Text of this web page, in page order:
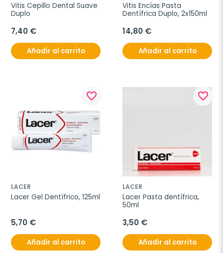
Vitis Cepillo Dental Suave
Duplo
7,40 €
Añadir al carrito
Vitis Encías Pasta
Dentífrica Duplo, 2x150ml
14,80 €
Añadir al carrito
favorite_border
LACER
Lacer Gel Dentífrico, 125ml
5,70 €
Añadir al carrito
favorite_border
LACER
Lacer Pasta dentífrica,
50ml
3,50 €
Añadir al carrito